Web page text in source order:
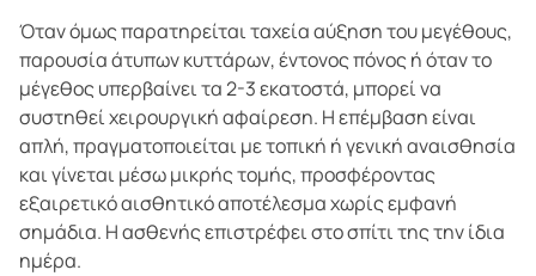
Όταν όμως παρατηρείται ταχεία αύξηση του μεγέθους,
παρουσία άτυπων κυττάρων, έντονος πόνος ή όταν το
μέγεθος υπερβαίνει τα 2-3 εκατοστά, μπορεί να
συστηθεί χειρουργική αφαίρεση. Η επέμβαση είναι
απλή, πραγματοποιείται με τοπική ή γενική αναισθησία
και γίνεται μέσω μικρής τομής, προσφέροντας
εξαιρετικό αισθητικό αποτέλεσμα χωρίς εμφανή
σημάδια. Η ασθενής επιστρέφει στο σπίτι της την ίδια
ημέρα.